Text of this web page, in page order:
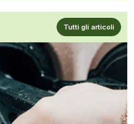
Tutti gli articoli